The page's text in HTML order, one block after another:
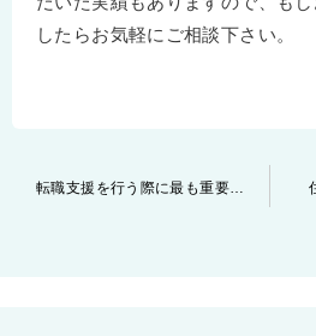
したらお気軽にご相談下さい。
転職支援を行う際に最も重要だと考えている事